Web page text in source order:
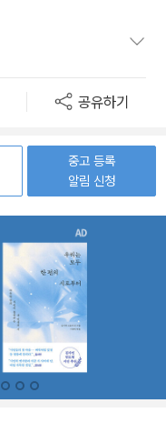
공유하기
중고 등록
알림 신청